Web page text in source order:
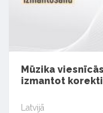
Mūzika
izmantot
Latvijā